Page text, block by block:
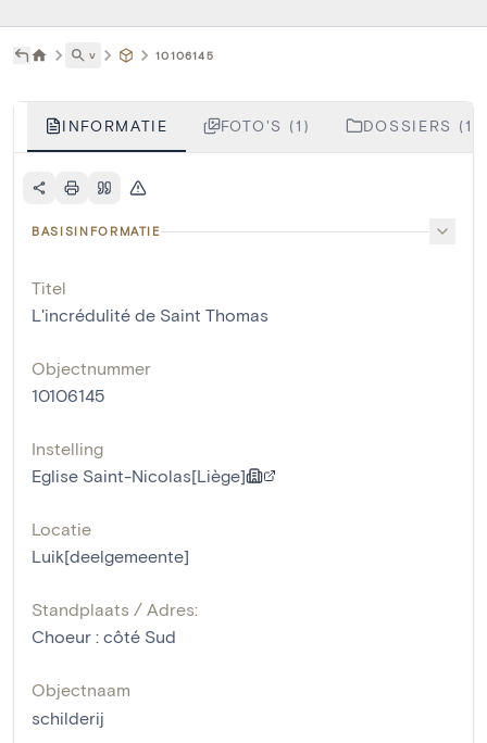
˅ 10106145
INFORMATIE FOTO'S (1) DOSSIERS (1)
BASISINFORMATIE
Titel
L'incrédulité de Saint Thomas
Objectnummer
10106145
Instelling
Eglise Saint-Nicolas[Liège]
Locatie
Luik[deelgemeente]
Standplaats / Adres:
Choeur : côté Sud
Objectnaam
schilderij